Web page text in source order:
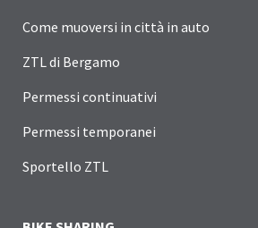
Come muoversi in città in auto
ZTL di Bergamo
Permessi continuativi
Permessi temporanei
Sportello ZTL